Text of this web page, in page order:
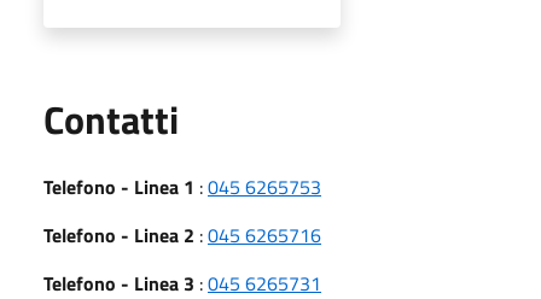
Contatti
Telefono - Linea 1 :045 6265753
Telefono - Linea 2 :045 6265716
Telefono - Linea 3 :045 6265731